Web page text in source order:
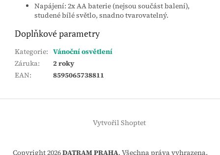
Napájení: 2x AA baterie (nejsou součást balení),
studené bílé světlo, snadno tvarovatelný.
Doplňkové parametry
Kategorie: Vánoční osvětlení
Záruka:
2 roky
EAN: 8595065738811
Z
Vytvořil Shoptet
Copyright 2026DATRAM PRAHA. Všechna práva vyhrazena.